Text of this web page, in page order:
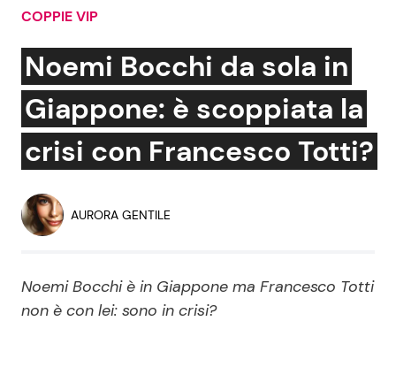
Cerca:
News e Cronaca
Attualità Italiana
Economia
Persone Scomparse
Gossip e TV
Bellezze VIP
Programmi TV
COPPIE VIP
Noemi Bocchi da sola in
Giappone: è scoppiata la
crisi con Francesco Totti?
AURORA GENTILE
Noemi Bocchi è in Giappone ma Francesco Totti
non è con lei: sono in crisi?